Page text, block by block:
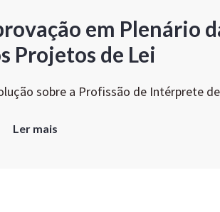
em Plenário
Projetos de Lei
sobre a Profissão de Intérprete
Ler mais